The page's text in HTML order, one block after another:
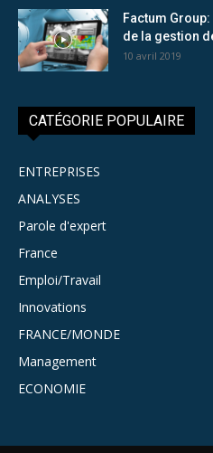
Factum
de la gestion
10 avril 2019
CATÉGORIE POPULAIRE
ENTREPRISES
ANALYSES
Parole d'expert
France
Emploi/Travail
Innovations
FRANCE/MONDE
Management
ECONOMIE